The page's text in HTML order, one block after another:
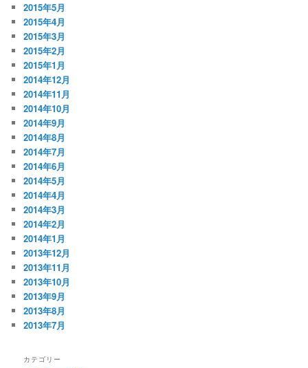
2015年5月
2015年4月
2015年3月
2015年2月
2015年1月
2014年12月
2014年11月
2014年10月
2014年9月
2014年8月
2014年7月
2014年6月
2014年5月
2014年4月
2014年3月
2014年2月
2014年1月
2013年12月
2013年11月
2013年10月
2013年9月
2013年8月
2013年7月
カテゴリー